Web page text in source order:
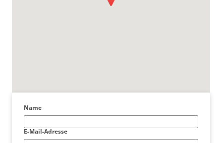
Name
E-Mail-Adresse